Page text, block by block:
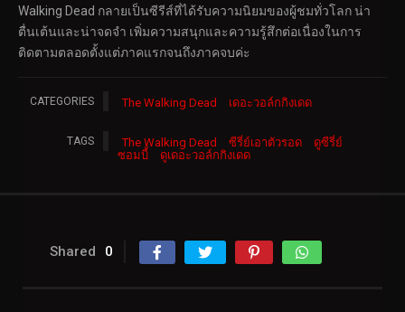
Walking Dead กลายเป็นซีรีส์ที่ได้รับความนิยมของผู้ชมทั่วโลก น่า
ตื่นเต้นและน่าจดจำ เพิ่มความสนุกและความรู้สึกต่อเนื่องในการ
ติดตามตลอดตั้งแต่ภาคแรกจนถึงภาคจบค่ะ
CATEGORIES The Walking Dead เดอะวอล์กกิงเดด
TAGS The Walking Dead ซีรี่ย์เอาตัวรอด
ดูซีรี่ย์
ซอมบี้
ดูเดอะวอล์กกิงเดด
Shared 0